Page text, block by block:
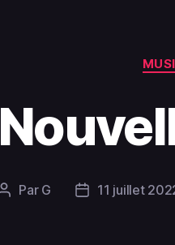
Par G 11 juillet